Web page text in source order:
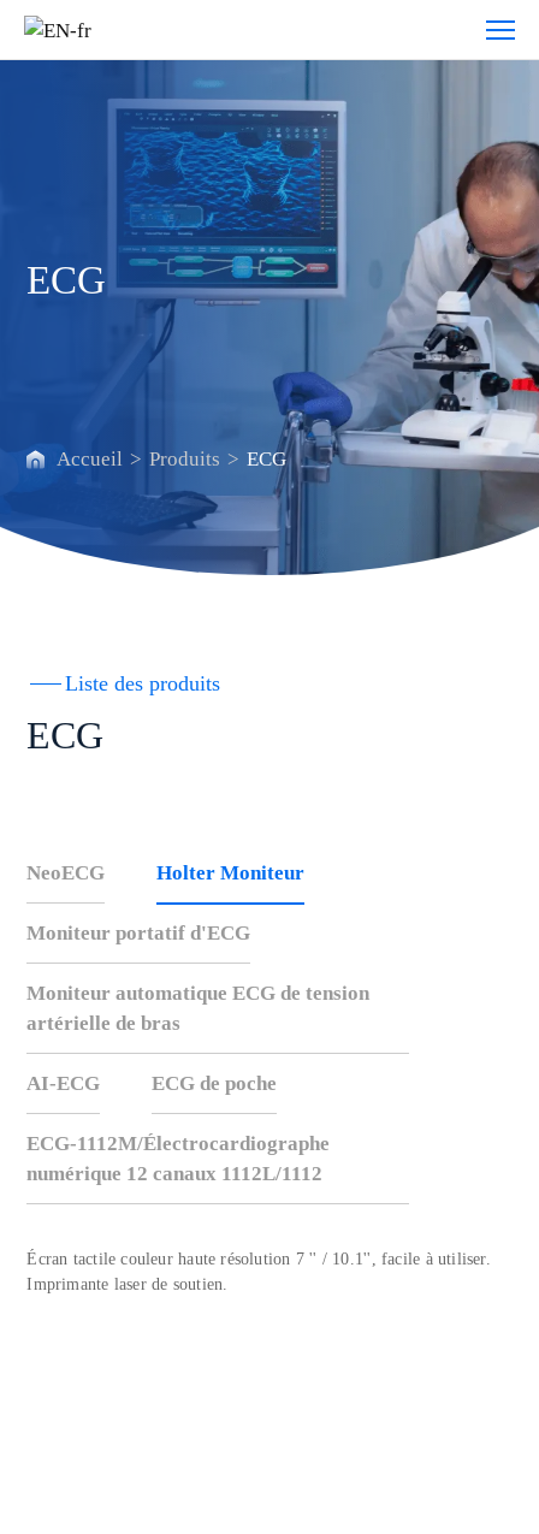
ECG
ECG
Accueil > Produits > ECG
Liste des produits
ECG
NeoECG Holter Moniteur
Moniteur portatif d'ECG
Moniteur automatique ECG de tension
artérielle de bras
AI-ECG ECG de poche
ECG-1112M/Électrocardiographe
numérique 12 canaux 1112L/1112
Écran tactile couleur haute résolution 7 '' / 10.1'', facile à utiliser.
Imprimante laser de soutien.